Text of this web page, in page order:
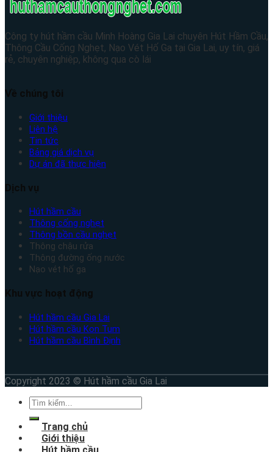
Công ty hút hầm cầu Minh Hoàng Gia Lai chuyên Hút Hầm Cầu,
Thông Cầu Cống Nghẹt, Nạo Vét Hố Ga tại Gia Lai, uy tín, giá
rẻ, chuyên nghiệp, không qua cò lái
Về chúng tôi
Giới thiệu
Liên hệ
Tin tức
Bảng giá dịch vụ
Dự án đã thực hiện
Dịch vụ
Hút hầm cầu
Thông cống nghẹt
Thông bồn cầu nghẹt
Thông chậu rửa
Thông đường ống nước
Nạo vét hố ga
Khu vực hoạt động
Hút hầm cầu Gia Lai
Hút hầm cầu Kon Tum
Hút hầm cầu Bình Định
Copyright 2023 © Hút hầm cầu Gia Lai
Trang chủ
Giới thiệu
Hút hầm cầu